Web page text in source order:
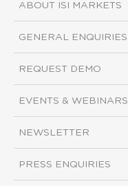
ABOUT ISI MARKETS
GENERAL ENQUIRIES
REQUEST DEMO
EVENTS & WEBINARS
NEWSLETTER
PRESS ENQUIRIES